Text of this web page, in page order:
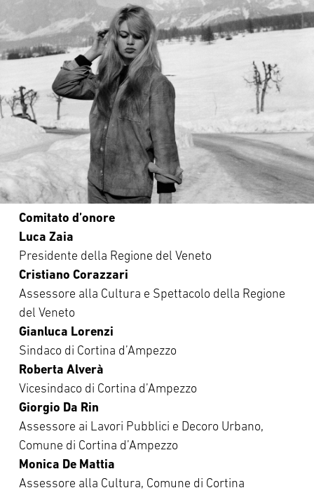
Comitato d’onore
Luca Zaia
Presidente della Regione del Veneto
Cristiano Corazzari
Assessore alla Cultura e Spettacolo della Regione
del Veneto
Gianluca Lorenzi
Sindaco di Cortina d’Ampezzo
Roberta Alverà
Vicesindaco di Cortina d’Ampezzo
Giorgio Da Rin
Assessore ai Lavori Pubblici e Decoro Urbano,
Comune di Cortina d’Ampezzo
Monica De Mattia
Assessore alla Cultura, Comune di Cortina